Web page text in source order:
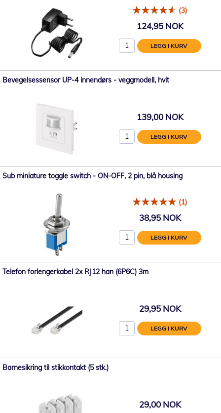
(3)
124,95 NOK
LEGG I KURV
Bevegelsessensor UP-4 innendørs - veggmodell, hvit
139,00 NOK
LEGG I KURV
Sub miniature toggle switch - ON-OFF, 2 pin, blå housing
(1)
38,95 NOK
LEGG I KURV
Telefon forlengerkabel 2x RJ12 han (6P6C) 3m
29,95 NOK
LEGG I KURV
Barnesikring til stikkontakt (5 stk.)
29,00 NOK